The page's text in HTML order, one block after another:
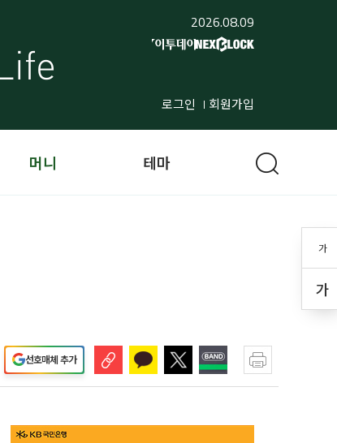
2026.08.09
로그인 회원가입
가
가
머니 테마
선호매체 추가